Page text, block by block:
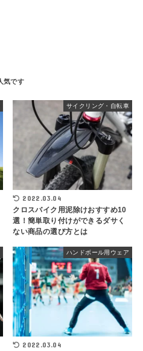
サイクリング・自転車
2022.03.04
クロスバイク用泥除けおすすめ10
選！簡単取り付けができるダサく
ない商品の選び方とは
ハンドボール用ウェア
2022.03.04